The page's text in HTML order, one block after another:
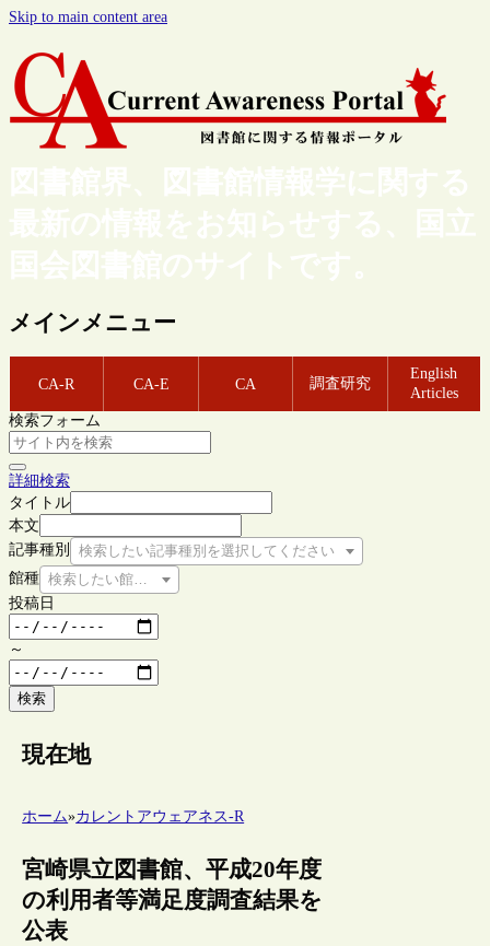
Skip to main content area
図書館界、図書館情報学に関する
最新の情報をお知らせする、国立
国会図書館のサイトです。
メインメニュー
CA-R CA-E CA 調査研究
English
Articles
検索フォーム
詳細検索
タイトル
本文
記事種別
検索したい記事種別を選択してください
館種 検索したい館種を選択してください
投稿日
～
検索
現在地
ホーム»カレントアウェアネス-R
宮崎県立図書館、平成20年度
の利用者等満足度調査結果を
公表